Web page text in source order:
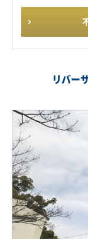
リバー